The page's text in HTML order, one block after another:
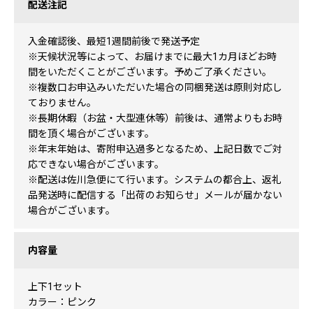
配送注記
入金確認後、最短1週間前後で発送予定
※天候状況等によって、お届けまでに最大1カ月ほどお時
間をいただくことがございます。予めご了承ください。
※複数口お申込みいただいた場合の同梱発送は原則対応し
ておりません。
※長期休暇（お盆・大型連休等）前後は、通常よりもお時
間を頂く場合がございます。
※年末年始は、寄附申込過多となるため、上記日数でご対
応できない場合がございます。
※配送は佐川急便にて行います。システムの都合上、返礼
品発送時に配信する「出荷のお知らせ」メールが届かない
場合がございます。
内容量
上下1セット
カラー：ピンク